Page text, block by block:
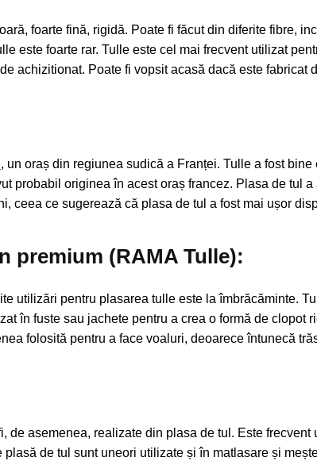
foarte fină, rigidă. Poate fi făcut din diferite fibre,
este foarte rar. Tulle este cel mai frecvent utilizat
achizitionat. Poate fi vopsit acasă dacă este
, un oraș din regiunea sudică a Franței. Tulle a fost
probabil originea în acest oraș francez. Plasa de tul
ceea ce sugerează că plasa de tul a fost mai ușor
premium (RAMA Tulle):
utilizări pentru plasarea tulle este la îmbrăcăminte.
în fuste sau jachete pentru a crea o formă de
folosită pentru a face voaluri, deoarece întunecă
de asemenea, realizate din plasa de tul. Este
plasă de tul sunt uneori utilizate și în matlasare și